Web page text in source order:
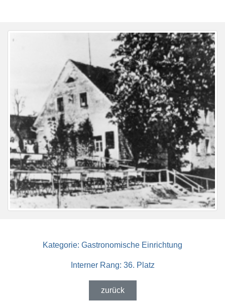
Kategorie: Gastronomische Einrichtung
Interner Rang: 36. Platz
zurück